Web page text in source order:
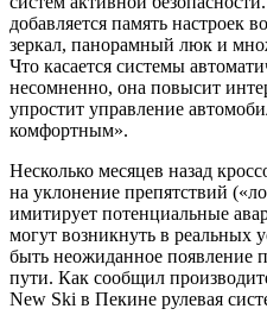
добавляется память настроек
зеркал, панорамный люк и
Что касается системы
несомненно, она повысит
упростит управление
комфортным».
Несколько месяцев назад
на уклонение препятствий
имитирует потенциальные
могут возникнуть в реальных
быть неожиданное появление
пути. Как сообщил
New Ski в Пекине рулевая